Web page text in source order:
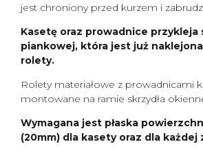
jest chroniony przed kurzem i
Kasetę oraz prowadnice przykleja
piankowej, która jest już
rolety.
Rolety materiałowe z prowadnicami
montowane na ramie skrzydła
Wymagana jest płaska
(20mm) dla kasety oraz dla każdej